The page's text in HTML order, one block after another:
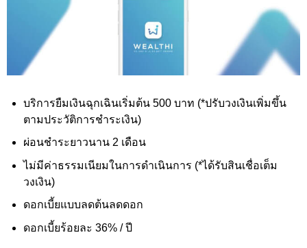
บริการยืมเงินฉุกเฉินเริ่มต้น 500 บาท (*ปรับวงเงินเพิ่มขึ้น
ตามประวัติการชำระเงิน)
ผ่อนชำระยาวนาน 2 เดือน
ไม่มีค่าธรรมเนียมในการดำเนินการ (*ได้รับสินเชื่อเต็ม
วงเงิน)
ดอกเบี้ยแบบลดต้นลดดอก
ดอกเบี้ยร้อยละ 36% / ปี